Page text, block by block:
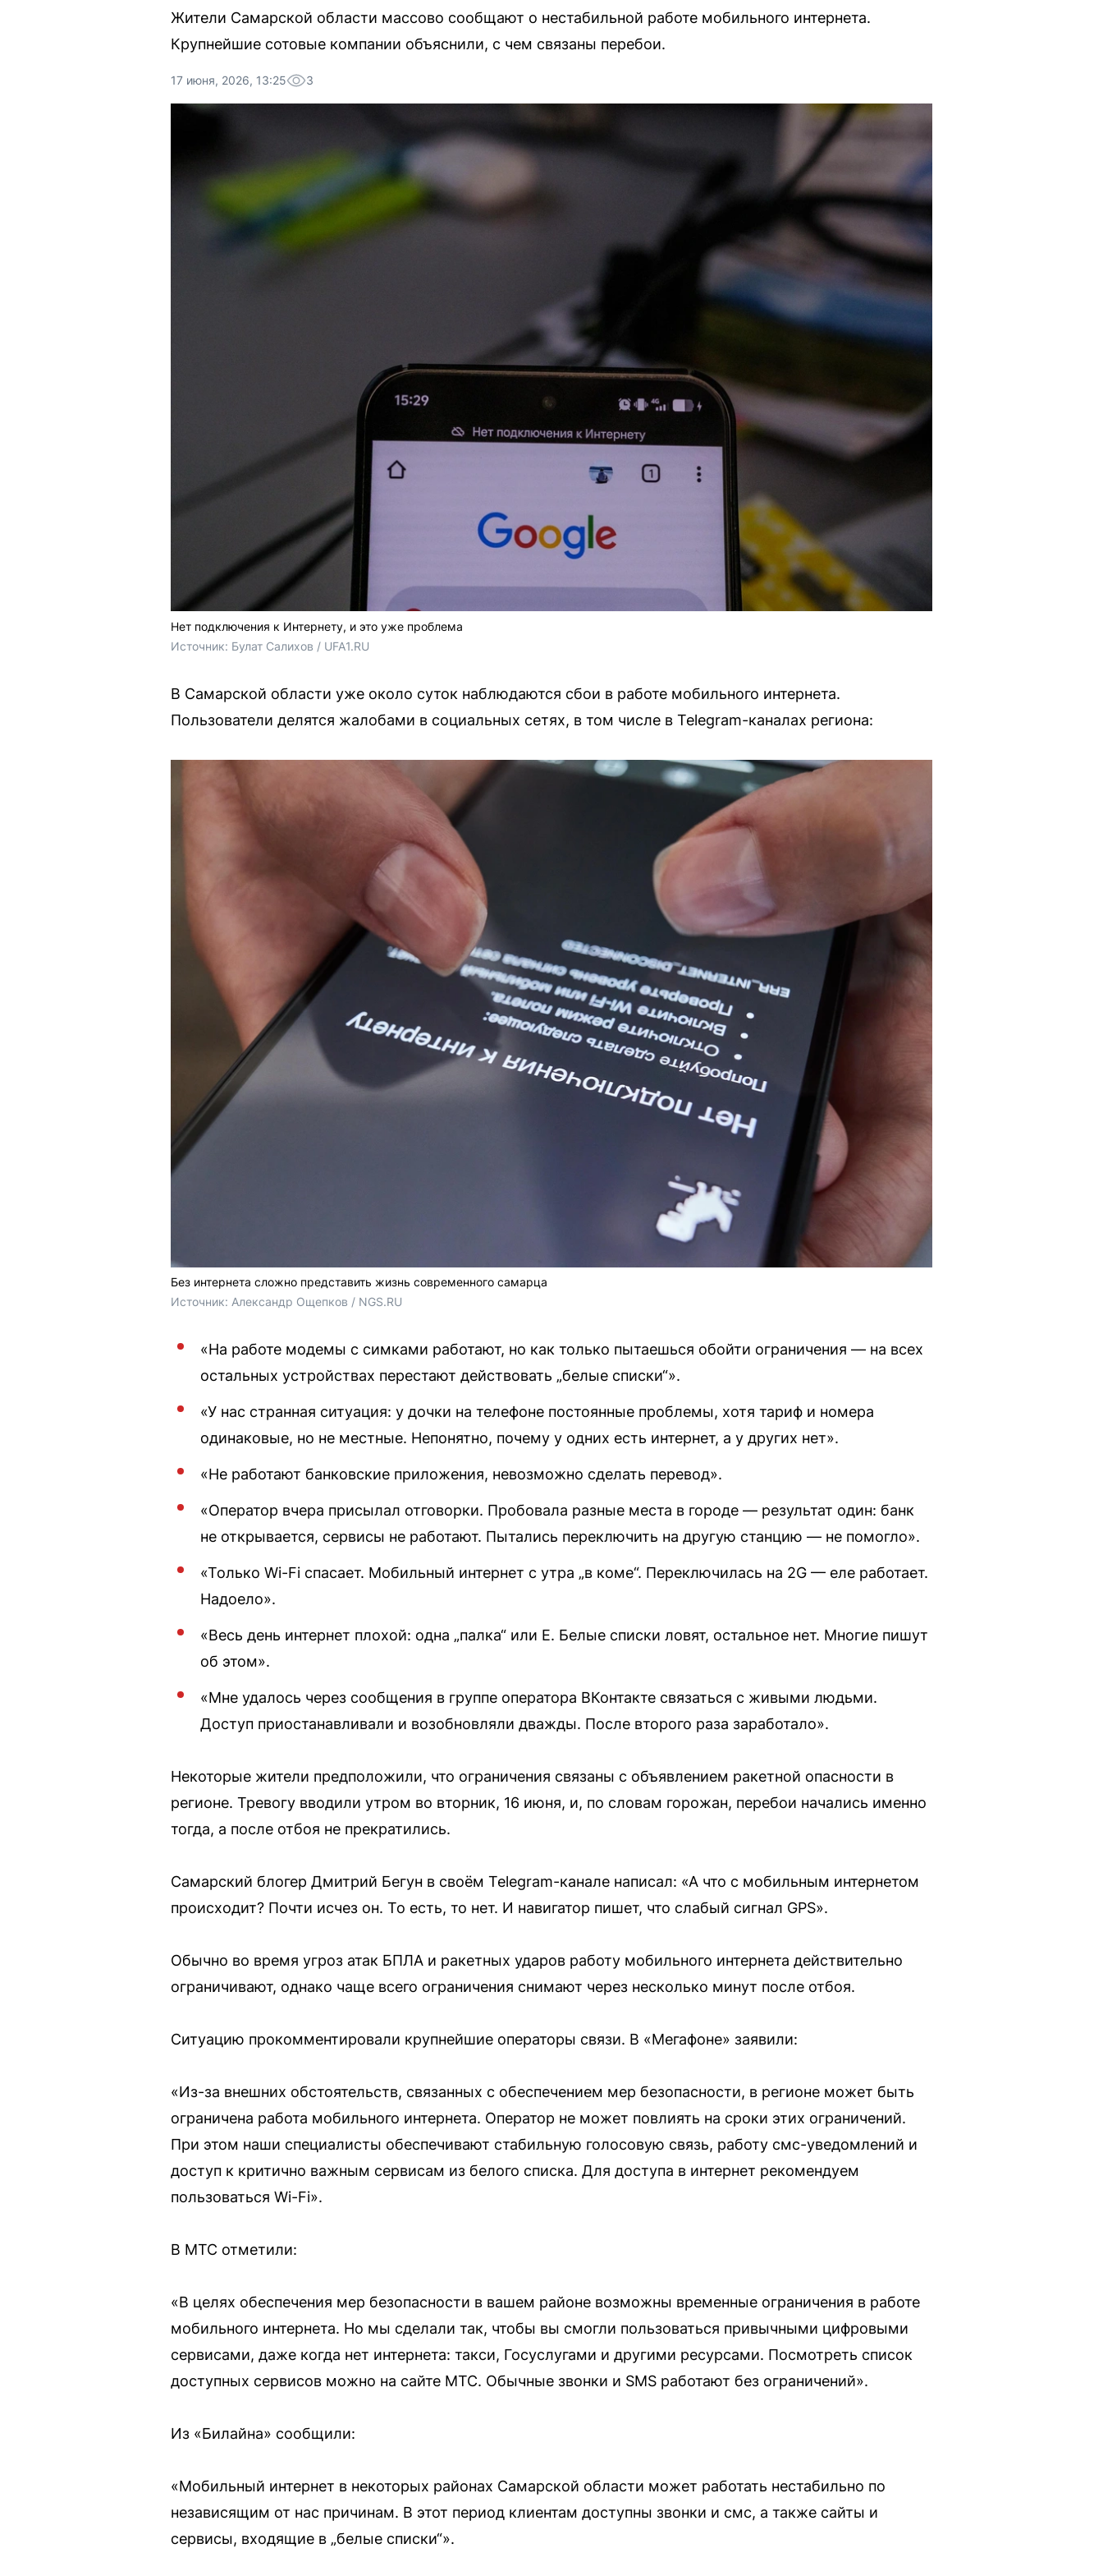
Жители Самарской области массово сообщают о нестабильной работе мобильного интернета.
Крупнейшие сотовые компании объяснили, с чем связаны перебои.
17 июня, 2026, 13:25 3
Нет подключения к Интернету, и это уже проблема
Источник: Булат Салихов / UFA1.RU
В Самарской области уже около суток наблюдаются сбои в работе мобильного интернета.
Пользователи делятся жалобами в социальных сетях, в том числе в Telegram-каналах региона:
Без интернета сложно представить жизнь современного самарца
Источник: Александр Ощепков / NGS.RU
«На работе модемы с симками работают, но как только пытаешься обойти ограничения — на всех
остальных устройствах перестают действовать „белые списки“».
«У нас странная ситуация: у дочки на телефоне постоянные проблемы, хотя тариф и номера
одинаковые, но не местные. Непонятно, почему у одних есть интернет, а у других нет».
«Не работают банковские приложения, невозможно сделать перевод».
«Оператор вчера присылал отговорки. Пробовала разные места в городе — результат один: банк
не открывается, сервисы не работают. Пытались переключить на другую станцию — не помогло».
«Только Wi-Fi спасает. Мобильный интернет с утра „в коме“. Переключилась на 2G — еле работает.
Надоело».
«Весь день интернет плохой: одна „палка“ или E. Белые списки ловят, остальное нет. Многие пишут
об этом».
«Мне удалось через сообщения в группе оператора ВКонтакте связаться с живыми людьми.
Доступ приостанавливали и возобновляли дважды. После второго раза заработало».
Некоторые жители предположили, что ограничения связаны с объявлением ракетной опасности в
регионе. Тревогу вводили утром во вторник, 16 июня, и, по словам горожан, перебои начались именно
тогда, а после отбоя не прекратились.
Самарский блогер Дмитрий Бегун в своём Telegram-канале написал: «А что с мобильным интернетом
происходит? Почти исчез он. То есть, то нет. И навигатор пишет, что слабый сигнал GPS».
Обычно во время угроз атак БПЛА и ракетных ударов работу мобильного интернета действительно
ограничивают, однако чаще всего ограничения снимают через несколько минут после отбоя.
Ситуацию прокомментировали крупнейшие операторы связи. В «Мегафоне» заявили:
«Из-за внешних обстоятельств, связанных с обеспечением мер безопасности, в регионе может быть
ограничена работа мобильного интернета. Оператор не может повлиять на сроки этих ограничений.
При этом наши специалисты обеспечивают стабильную голосовую связь, работу смс-уведомлений и
доступ к критично важным сервисам из белого списка. Для доступа в интернет рекомендуем
пользоваться Wi-Fi».
В МТС отметили:
«В целях обеспечения мер безопасности в вашем районе возможны временные ограничения в работе
мобильного интернета. Но мы сделали так, чтобы вы смогли пользоваться привычными цифровыми
сервисами, даже когда нет интернета: такси, Госуслугами и другими ресурсами. Посмотреть список
доступных сервисов можно на сайте МТС. Обычные звонки и SMS работают без ограничений».
Из «Билайна» сообщили:
«Мобильный интернет в некоторых районах Самарской области может работать нестабильно по
независящим от нас причинам. В этот период клиентам доступны звонки и смс, а также сайты и
сервисы, входящие в „белые списки“».